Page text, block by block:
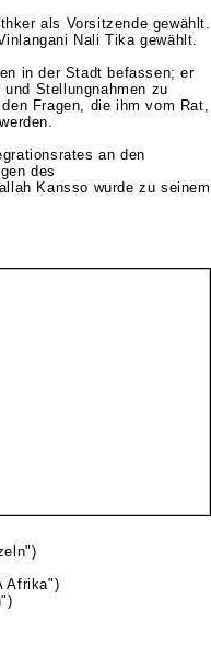
als Vorsitzende gewählt.
Nali Tika gewählt.
in der Stadt befassen; er
Stellungnahmen zu
Fragen, die ihm vom Rat,
an den
des
Kansso wurde zu seinem
Afrika")